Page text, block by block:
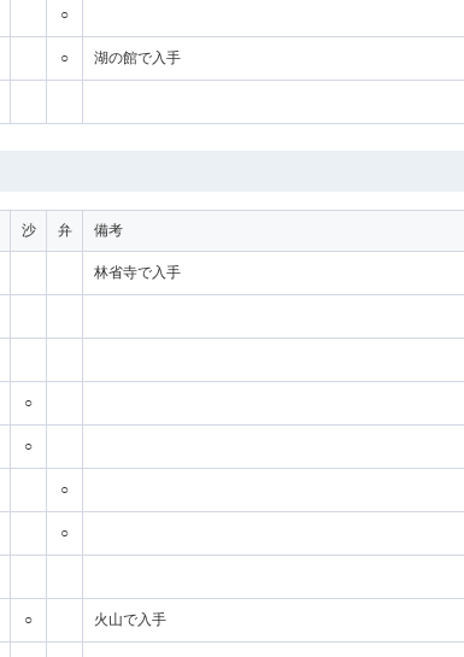
○
○ 湖の館で入手
沙 弁 備考
林省寺で入手
○
○
○
○
○ 火山で入手